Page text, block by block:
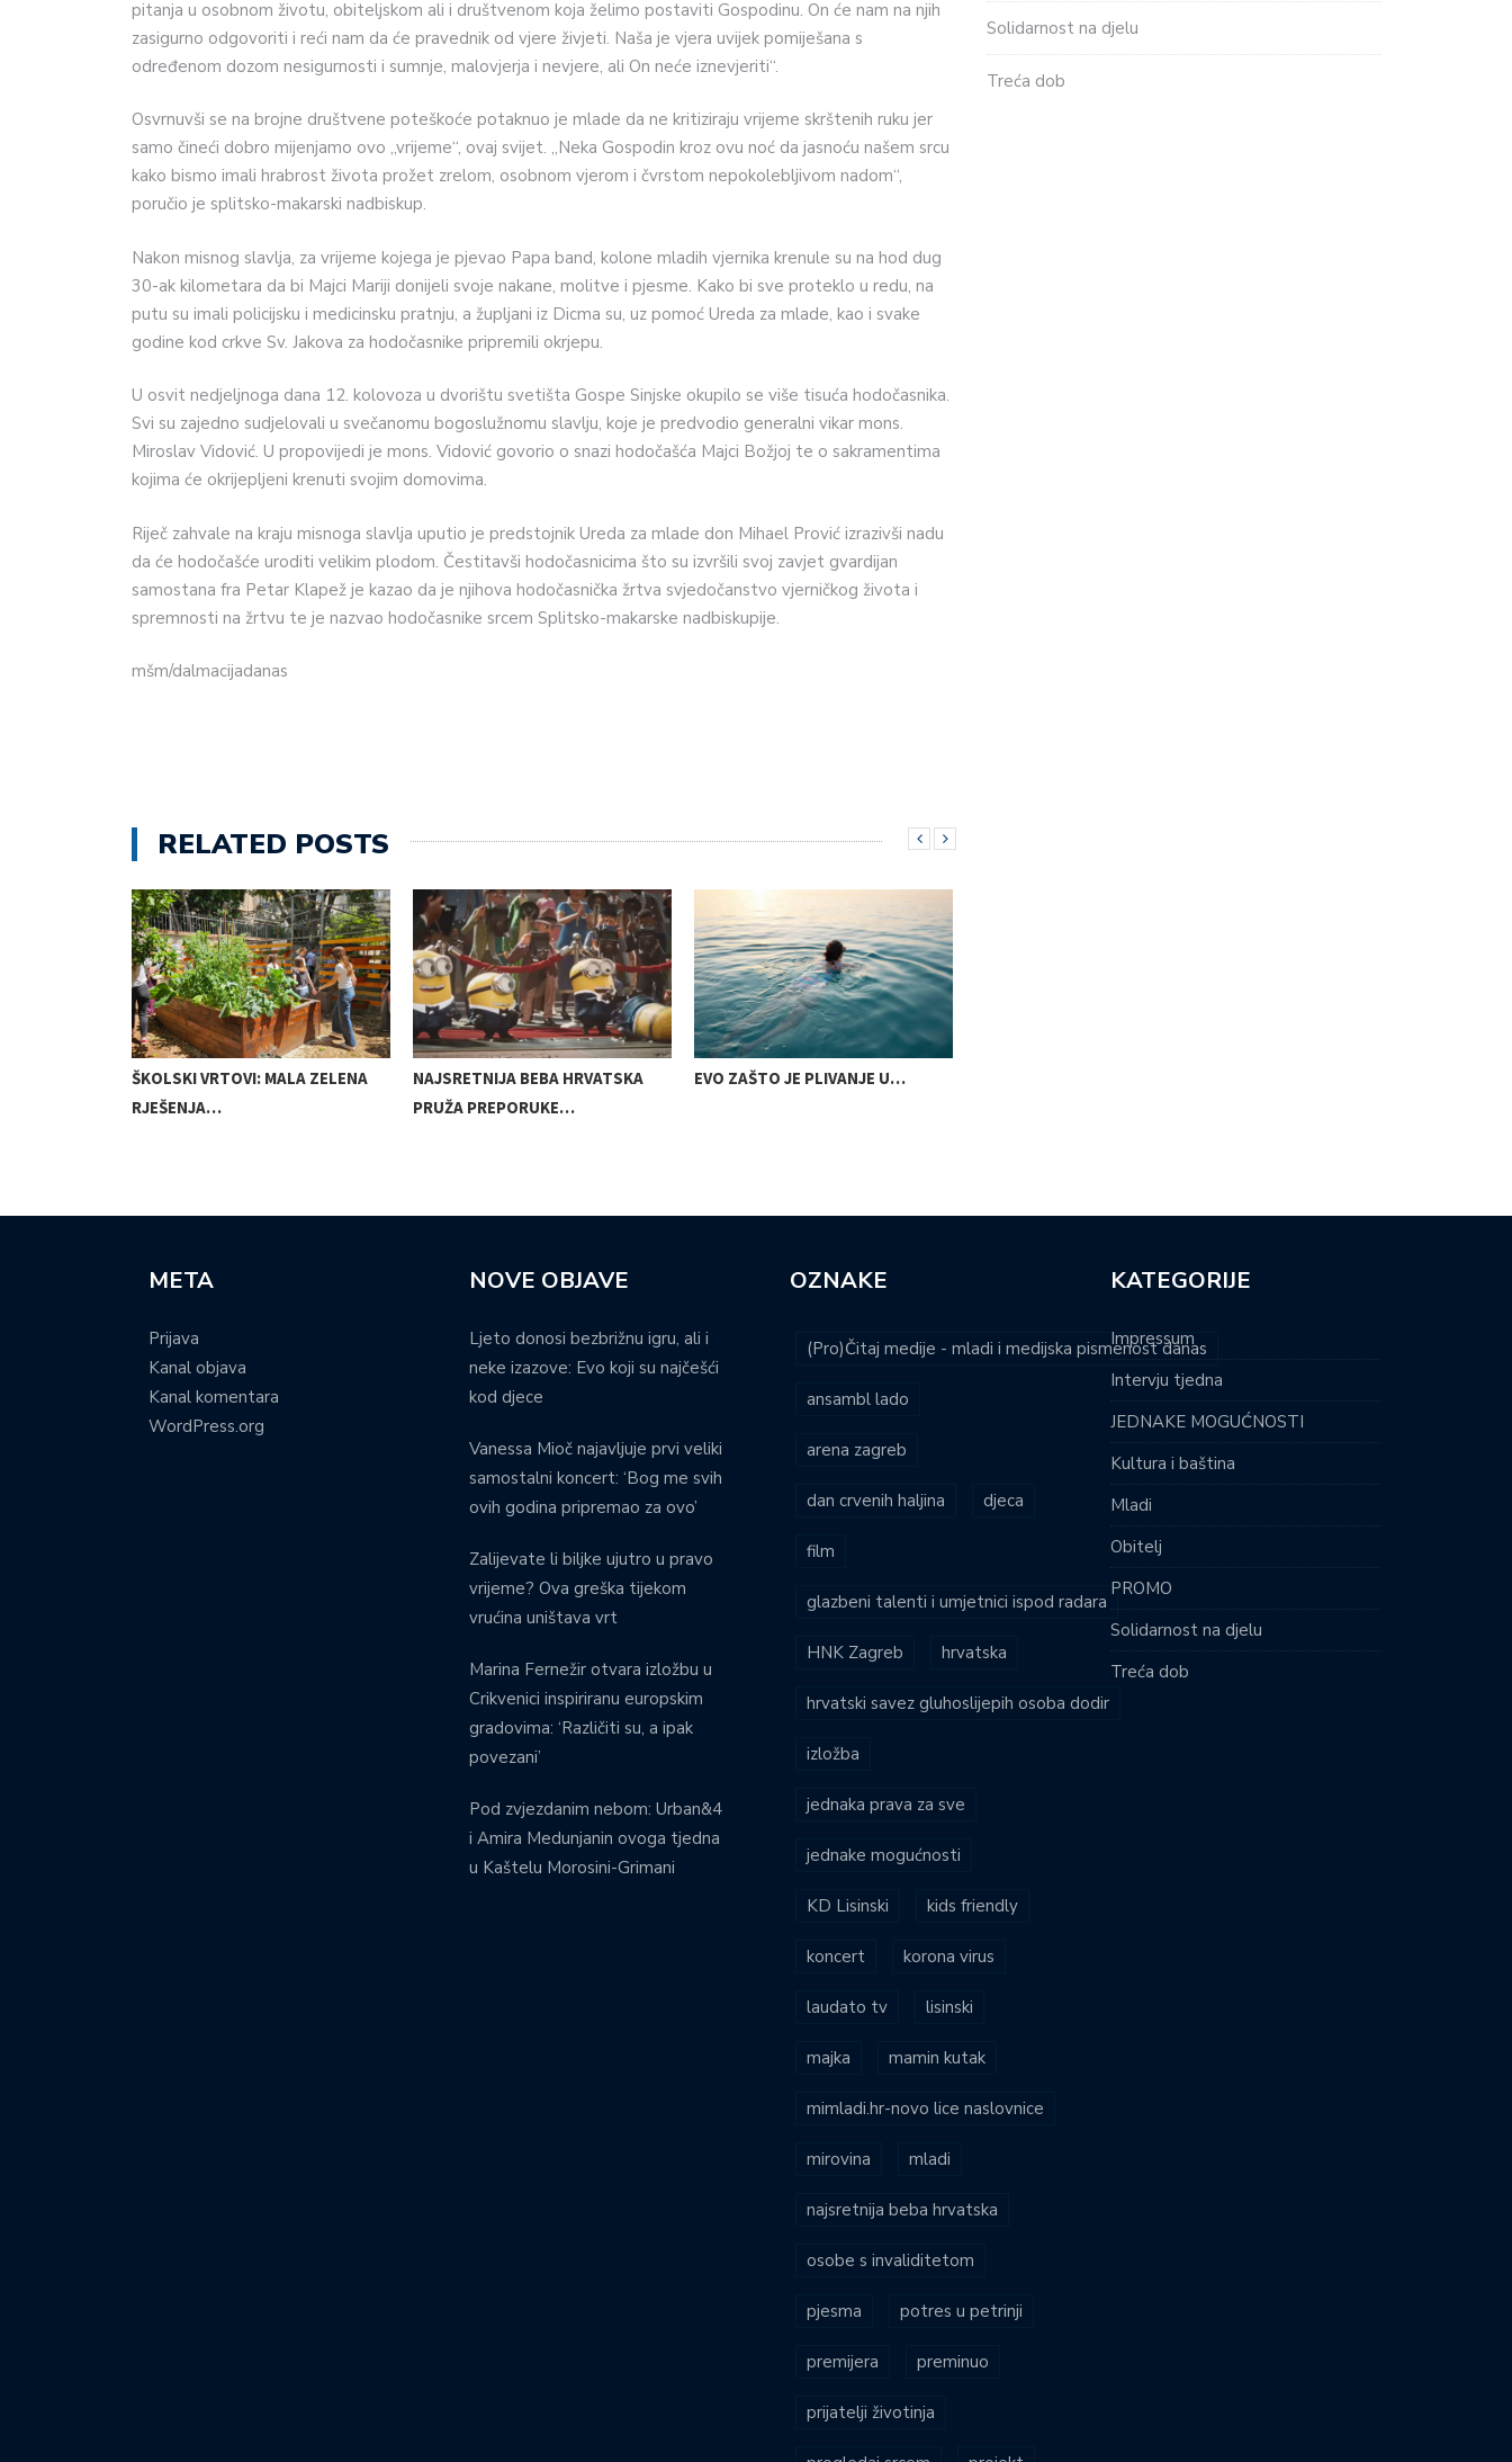
pitanja u osobnom životu, obiteljskom ali i društvenom koja želimo postaviti Gospodinu. On će nam na njih
zasigurno odgovoriti i reći nam da će pravednik od vjere živjeti. Naša je vjera uvijek pomiješana s
određenom dozom nesigurnosti i sumnje, malovjerja i nevjere, ali On neće iznevjeriti“.
Osvrnuvši se na brojne društvene poteškoće potaknuo je mlade da ne kritiziraju vrijeme skrštenih ruku jer
samo čineći dobro mijenjamo ovo „vrijeme“, ovaj svijet. „Neka Gospodin kroz ovu noć da jasnoću našem srcu
kako bismo imali hrabrost života prožet zrelom, osobnom vjerom i čvrstom nepokolebljivom nadom“,
poručio je splitsko-makarski nadbiskup.
Nakon misnog slavlja, za vrijeme kojega je pjevao Papa band, kolone mladih vjernika krenule su na hod dug
30-ak kilometara da bi Majci Mariji donijeli svoje nakane, molitve i pjesme. Kako bi sve proteklo u redu, na
putu su imali policijsku i medicinsku pratnju, a župljani iz Dicma su, uz pomoć Ureda za mlade, kao i svake
godine kod crkve Sv. Jakova za hodočasnike pripremili okrjepu.
U osvit nedjeljnoga dana 12. kolovoza u dvorištu svetišta Gospe Sinjske okupilo se više tisuća hodočasnika.
Svi su zajedno sudjelovali u svečanomu bogoslužnomu slavlju, koje je predvodio generalni vikar mons.
Miroslav Vidović. U propovijedi je mons. Vidović govorio o snazi hodočašća Majci Božjoj te o sakramentima
kojima će okrijepljeni krenuti svojim domovima.
Riječ zahvale na kraju misnoga slavlja uputio je predstojnik Ureda za mlade don Mihael Prović izrazivši nadu
da će hodočašće uroditi velikim plodom. Čestitavši hodočasnicima što su izvršili svoj zavjet gvardijan
samostana fra Petar Klapež je kazao da je njihova hodočasnička žrtva svjedočanstvo vjerničkog života i
spremnosti na žrtvu te je nazvao hodočasnike srcem Splitsko-makarske nadbiskupije.
mšm/dalmacijadanas
RELATED POSTS
ŠKOLSKI VRTOVI: MALA ZELENA
RJEŠENJA…
NAJSRETNIJA BEBA HRVATSKA
PRUŽA PREPORUKE…
EVO ZAŠTO JE PLIVANJE U…
Solidarnost na djelu
Treća dob
META
Prijava
Kanal objava
Kanal komentara
WordPress.org
NOVE OBJAVE
Ljeto donosi bezbrižnu igru, ali i
neke izazove: Evo koji su najčešći
kod djece
Vanessa Mioč najavljuje prvi veliki
samostalni koncert: ‘Bog me svih
ovih godina pripremao za ovo’
Zalijevate li biljke ujutro u pravo
vrijeme? Ova greška tijekom
vrućina uništava vrt
Marina Fernežir otvara izložbu u
Crikvenici inspiriranu europskim
gradovima: ‘Različiti su, a ipak
povezani’
Pod zvjezdanim nebom: Urban&4
i Amira Medunjanin ovoga tjedna
u Kaštelu Morosini-Grimani
OZNAKE
(Pro)Čitaj medije - mladi i medijska pismenost danas
ansambl lado
arena zagreb
dan crvenih haljina djeca
film
glazbeni talenti i umjetnici ispod radara
HNK Zagreb hrvatska
hrvatski savez gluhoslijepih osoba dodir
izložba
jednaka prava za sve
jednake mogućnosti
KD Lisinski kids friendly
koncert korona virus
laudato tv lisinski
majka mamin kutak
mimladi.hr-novo lice naslovnice
mirovina mladi
najsretnija beba hrvatska
osobe s invaliditetom
pjesma potres u petrinji
premijera preminuo
prijatelji životinja
KATEGORIJE
Impressum
Intervju tjedna
JEDNAKE MOGUĆNOSTI
Kultura i baština
Mladi
Obitelj
PROMO
Solidarnost na djelu
Treća dob